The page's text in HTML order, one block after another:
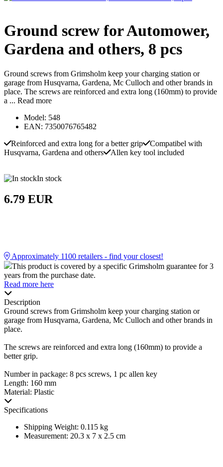
Ground screw for Automower,
Gardena and others, 8 pcs
Ground screws from Grimsholm keep your charging station or
garage from Husqvarna, Gardena, Mc Culloch and other brands in
place. The screws are reinforced and extra long (160mm) to provide
a ... Read more
Model: 548
EAN: 7350076765482
Reinforced and extra long for a better grip
Compatibel with
Husqvarna, Gardena and others
Allen key tool included
In stock
6.79 EUR
Approximately 1100 retailers - find your closest!
This product is covered by a specific Grimsholm guarantee for 3
years from the purchase date.
Read more here
Description
Ground screws from Grimsholm keep your charging station or
garage from Husqvarna, Gardena, Mc Culloch and other brands in
place.
The screws are reinforced and extra long (160mm) to provide a
better grip.
Number in package: 8 pcs screws, 1 pc allen key
Length: 160 mm
Material: Plastic
Specifications
Shipping Weight: 0.115 kg
Measurement: 20.3 x 7 x 2.5 cm